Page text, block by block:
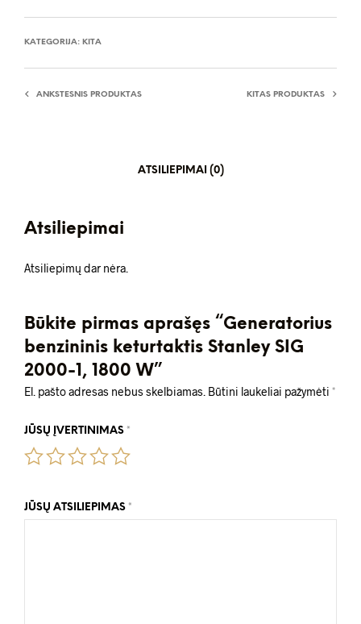
KATEGORIJA: KITA
ANKSTESNIS PRODUKTAS KITAS PRODUKTAS
ATSILIEPIMAI (0)
Atsiliepimai
Atsiliepimų dar nėra.
Būkite pirmas aprašęs “Generatorius
benzininis keturtaktis Stanley SIG
2000-1, 1800 W”
El. pašto adresas nebus skelbiamas. Būtini laukeliai pažymėti *
JŪSŲ ĮVERTINIMAS *
JŪSŲ ATSILIEPIMAS *